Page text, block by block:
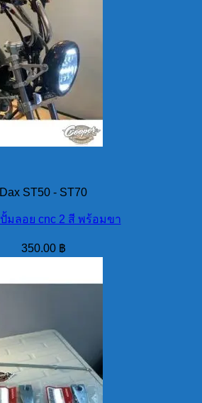
Dax ST50 - ST70
มลอย cnc 2 สี พร้อมขา
350.00 ฿